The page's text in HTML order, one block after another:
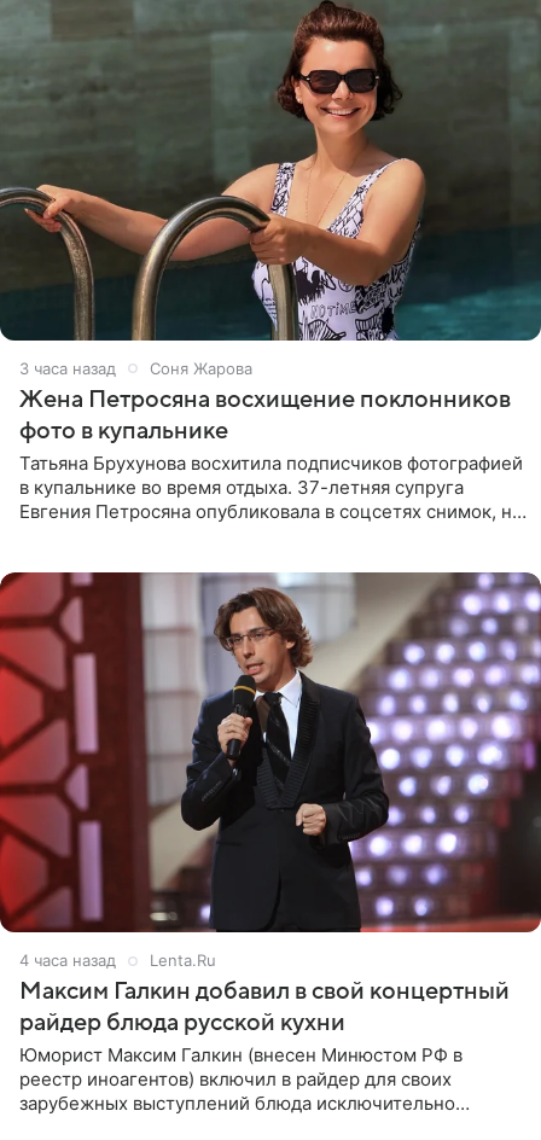
3 часа назад Соня Жарова
Жена Петросяна восхищение поклонников
фото в купальнике
Татьяна Брухунова восхитила подписчиков фотографией
в купальнике во время отдыха. 37-летняя супруга
Евгения Петросяна опубликовала в соцсетях снимок, на
4 часа назад Lenta.Ru
Максим Галкин добавил в свой концертный
райдер блюда русской кухни
Юморист Максим Галкин (внесен Минюстом РФ в
реестр иноагентов) включил в райдер для своих
зарубежных выступлений блюда исключительно